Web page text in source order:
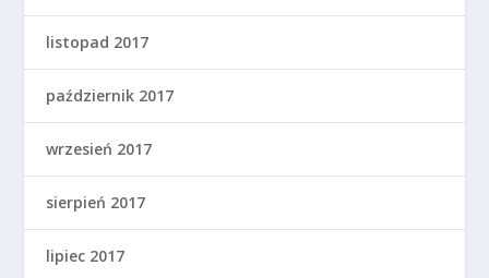
listopad 2017
październik 2017
wrzesień 2017
sierpień 2017
lipiec 2017